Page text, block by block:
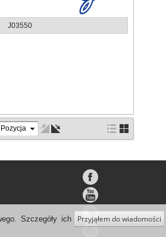
J03550
Szczegóły ich
Przyjąłem do wiadomości